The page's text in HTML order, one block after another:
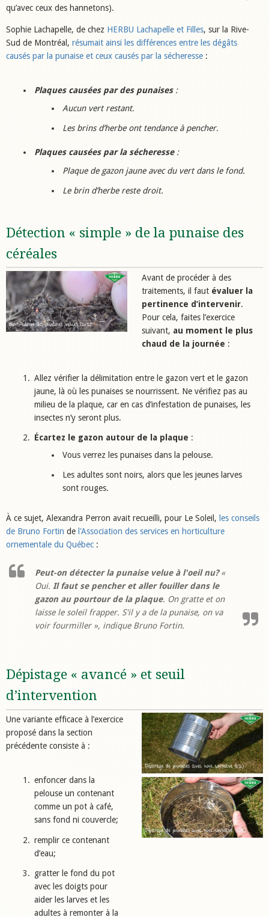
qu’avec ceux des hannetons).
Sophie Lachapelle, de chez HERBU Lachapelle et Filles, sur la Rive-
Sud de Montréal, résumait ainsi les différences entre les dégâts
causés par la punaise et ceux causés par la sécheresse :
Plaques causées par des punaises:
Aucun vert restant.
Les brins d’herbe ont tendance à pencher.
Plaques causées par la sécheresse:
Plaque de gazon jaune avec du vert dans le fond.
Le brin d’herbe reste droit.
Détection « simple » de la punaise des
céréales
Avant de procéder à des
traitements, il faut évaluer la
pertinence d’intervenir.
Pour cela, faites l’exercice
suivant, au moment le plus
chaud de la journée :
Allez vérifier la délimitation entre le gazon vert et le gazon
jaune, là où les punaises se nourrissent. Ne vérifiez pas au
milieu de la plaque, car en cas d’infestation de punaises, les
insectes n’y seront plus.
Écartez le gazon autour de la plaque :
Vous verrez les punaises dans la pelouse.
Les adultes sont noirs, alors que les jeunes larves
sont rouges.
À ce sujet, Alexandra Perron avait recueilli, pour Le Soleil, les conseils
de Bruno Fortin de l'Association des services en horticulture
ornementale du Québec :
Peut-on détecter la punaise velue à l'oeil nu?«
Oui. Il faut se pencher et aller fouiller dans le
gazon au pourtour de la plaque. On gratte et on
laisse le soleil frapper. S'il y a de la punaise, on va
voir fourmiller », indique Bruno Fortin.
Dépistage « avancé » et seuil
d’intervention
Une variante efficace à l’exercice
proposé dans la section
précédente consiste à :
enfoncer dans la
pelouse un contenant
comme un pot à café,
sans fond ni couvercle;
remplir ce contenant
d’eau;
gratter le fond du pot
avec les doigts pour
aider les larves et les
adultes à remonter à la